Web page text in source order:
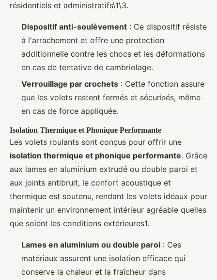
résidentiels et administratifs\1\3.
Dispositif anti-soulèvement : Ce dispositif résiste
à l'arrachement et offre une protection
additionnelle contre les chocs et les déformations
en cas de tentative de cambriolage.
Verrouillage par crochets : Cette fonction assure
que les volets restent fermés et sécurisés, même
en cas de force appliquée.
Isolation Thermique et Phonique Performante
Les volets roulants sont conçus pour offrir une
isolation thermique et phonique performante. Grâce
aux lames en aluminium extrudé ou double paroi et
aux joints antibruit, le confort acoustique et
thermique est soutenu, rendant les volets idéaux pour
maintenir un environnement intérieur agréable quelles
que soient les conditions extérieures1.
Lames en aluminium ou double paroi : Ces
matériaux assurent une isolation efficace qui
conserve la chaleur et la fraîcheur dans